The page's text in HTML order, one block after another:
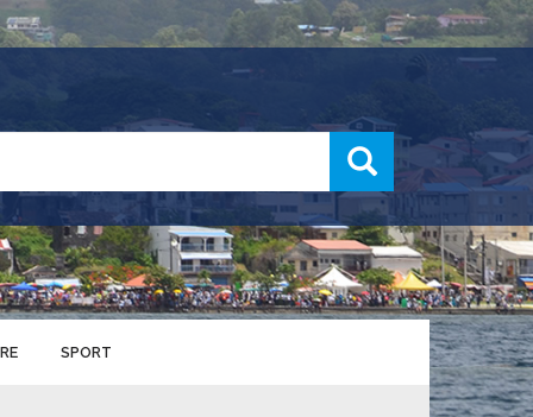
SPORT